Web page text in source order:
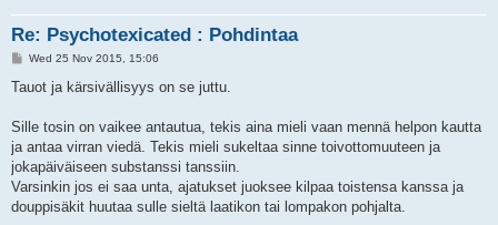
Re: Psychotexicated : Pohdintaa
P
s
Wed 25 Nov 2015, 15:06
Tauot ja kärsivällisyys on se juttu.
Sille tosin on vaikee antautua, tekis aina mieli vaan mennä helpon kautta
ja antaa virran viedä. Tekis mieli sukeltaa sinne toivottomuuteen ja
jokapäiväiseen substanssi tanssiin.
Varsinkin jos ei saa unta, ajatukset juoksee kilpaa toistensa kanssa ja
douppisäkit huutaa sulle sieltä laatikon tai lompakon pohjalta.